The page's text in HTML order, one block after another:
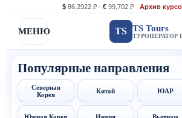
$ 86,2922 ₽ · € 99,702 ₽ Архив
МЕНЮ TS TS Tours
ТУРОПЕРАТОР
Популярные направления
Северная
Корея
Китай ЮАР